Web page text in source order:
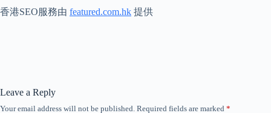
香港SEO服務由 featured.com.hk 提供
Leave a Reply
Your email address will not be published. Required fields are marked *